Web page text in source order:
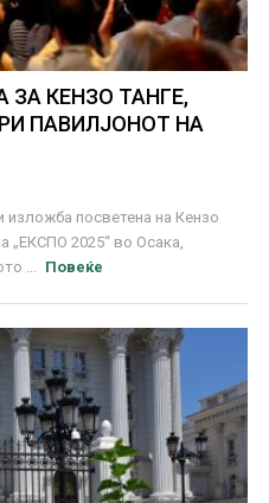
ЗА КЕНЗО ТАНГЕ,
ПАВИЛЈОНОТ НА
изложба посветена на Кензо
„ЕКСПО 2025“ во Осака,
...
Повеќе